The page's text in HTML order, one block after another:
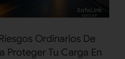
Ordinarios De
Proteger Tu Carga En